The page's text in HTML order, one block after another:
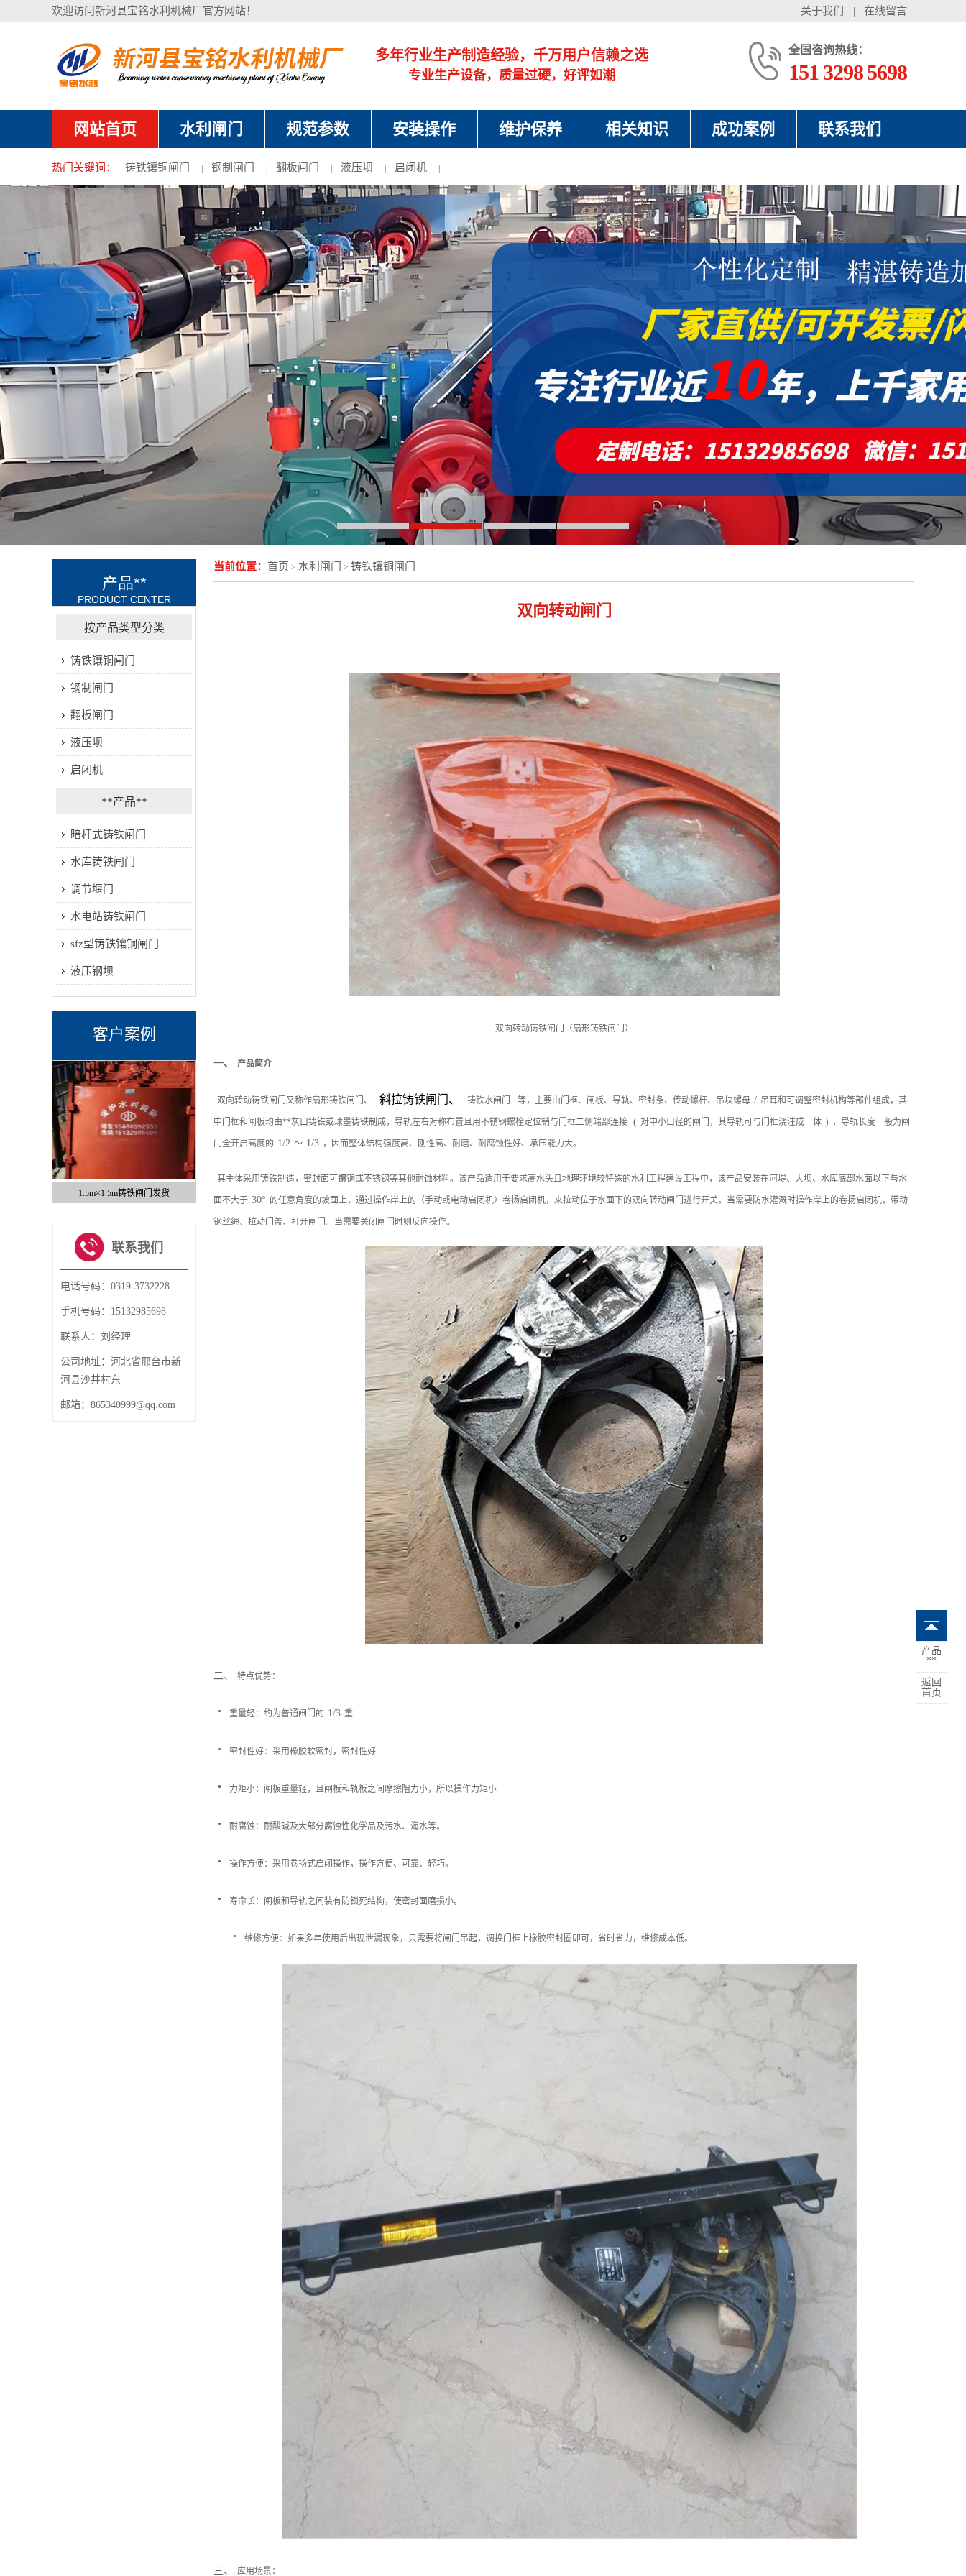
欢迎访问新河县宝铭水利机械厂官方网站！ 关于我们 | 在线留言
多年行业生产制造经验，千万用户信赖之选
专业生产设备，质量过硬，好评如潮
全国咨询热线：
151 3298 5698
网站首页 水利闸门 规范参数 安装操作 维护保养 相关知识 成功案例 联系我们
热门关键词： 铸铁镶铜闸门 钢制闸门 翻板闸门 液压坝 启闭机
当前位置： 首页 > 水利闸门 > 铸铁镶铜闸门
双向转动闸门
双向转动铸铁闸门（扇形铸铁闸门）
一、 产品简介
双向转动铸铁闸门又称作扇形铸铁闸门、 斜拉铸铁闸门、 铸铁水闸门 等，主要由门框、闸板、导轨、密封条、传动螺杆、吊块螺母 / 吊耳和可调整密封机构等部件组成，其
中门框和闸板均由**灰口铸铁或球墨铸铁制成，导轨左右对称布置且用不锈钢螺栓定位销与门框二侧端部连接 ( 对中小口径的闸门，其导轨可与门框浇注成一体 ) ，导轨长度一般为闸
门全开启高度的 1/2 ～ 1/3 ，因而整体结构强度高、刚性高、耐磨、耐腐蚀性好、承压能力大。
其主体采用铸铁制造，密封面可镶铜或不锈钢等其他耐蚀材料。该产品适用于要求高水头且地理环境较特殊的水利工程建设工程中，该产品安装在河堤、大坝、水库底部水面以下与水
面不大于 30° 的任意角度的坡面上，通过操作岸上的（手动或电动启闭机）卷扬启闭机，来拉动位于水面下的双向转动闸门进行开关。当需要防水灌溉时操作岸上的卷扬启闭机，带动
钢丝绳、拉动门盖、打开闸门。当需要关闭闸门时则反向操作。
二、 特点优势：
· 重量轻：约为普通闸门的 1/3 重
· 密封性好：采用橡胶软密封，密封性好
· 力矩小：闸板重量轻，且闸板和轨板之间摩擦阻力小，所以操作力矩小
· 耐腐蚀：耐酸碱及大部分腐蚀性化学品及污水、海水等。
· 操作方便：采用卷扬式启闭操作，操作方便、可靠、轻巧。
· 寿命长：闸板和导轨之间装有防锁死结构，使密封面磨损小。
· 维修方便：如果多年使用后出现泄漏现象，只需要将闸门吊起，调换门框上橡胶密封圈即可，省时省力，维修成本低。
三、 应用场景：
产品**
PRODUCT CENTER
按产品类型分类
铸铁镶铜闸门
钢制闸门
翻板闸门
液压坝
启闭机
**产品**
暗杆式铸铁闸门
水库铸铁闸门
调节堰门
水电站铸铁闸门
sfz型铸铁镶铜闸门
液压钢坝
客户案例
手电两用铸铁闸门成功案例 [图]铸铁镶铜闸门发江西成功案例 [图]液压钢坝闸门成功案例图片
浙江水库闸门安装完工
联系我们
电话号码：0319-3732228
手机号码：15132985698
联系人：刘经理
公司地址：河北省邢台市新
河县沙井村东
邮箱：865340999@qq.com
产品
**
返回
首页